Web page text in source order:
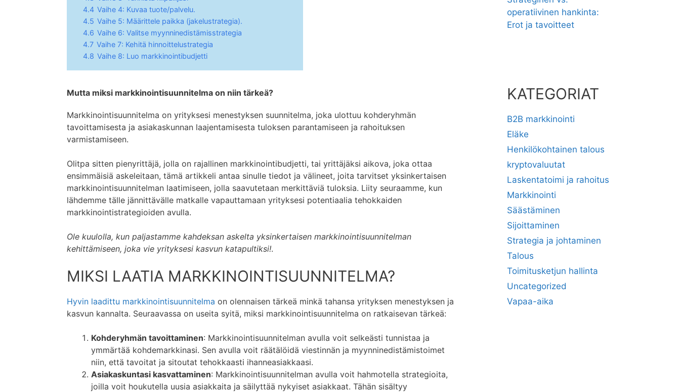
4.4 Vaihe 4: Kuvaa tuote/palvelu.
4.5 Vaihe 5: Määrittele paikka (jakelustrategia).
4.6 Vaihe 6: Valitse myynninedistämisstrategia
4.7 Vaihe 7: Kehitä hinnoittelustrategia
4.8 Vaihe 8: Luo markkinointibudjetti
Mutta miksi markkinointisuunnitelma on niin tärkeä?
Markkinointisuunnitelma on yrityksesi menestyksen suunnitelma, joka ulottuu kohderyhmän
tavoittamisesta ja asiakaskunnan laajentamisesta tuloksen parantamiseen ja rahoituksen
varmistamiseen.
Olitpa sitten pienyrittäjä, jolla on rajallinen markkinointibudjetti, tai yrittäjäksi aikova, joka ottaa
ensimmäisiä askeleitaan, tämä artikkeli antaa sinulle tiedot ja välineet, joita tarvitset yksinkertaisen
markkinointisuunnitelman laatimiseen, jolla saavutetaan merkittäviä tuloksia. Liity seuraamme, kun
lähdemme tälle jännittävälle matkalle vapauttamaan yrityksesi potentiaalia tehokkaiden
markkinointistrategioiden avulla.
Ole kuulolla, kun paljastamme kahdeksan askelta yksinkertaisen markkinointisuunnitelman
kehittämiseen, joka vie yrityksesi kasvun katapultiksi!.
MIKSI LAATIA MARKKINOINTISUUNNITELMA?
Hyvin laadittu markkinointisuunnitelma on olennaisen tärkeä minkä tahansa yrityksen menestyksen ja
kasvun kannalta. Seuraavassa on useita syitä, miksi markkinointisuunnitelma on ratkaisevan tärkeä:
Kohderyhmän tavoittaminen: Markkinointisuunnitelman avulla voit selkeästi tunnistaa ja
ymmärtää kohdemarkkinasi. Sen avulla voit räätälöidä viestinnän ja myynninedistämistoimet
niin, että tavoitat ja sitoutat tehokkaasti ihanneasiakkaasi.
Asiakaskuntasi kasvattaminen: Markkinointisuunnitelman avulla voit hahmotella strategioita,
joilla voit houkutella uusia asiakkaita ja säilyttää nykyiset asiakkaat. Tähän sisältyy
operatiivinen hankinta:
Erot ja tavoitteet
KATEGORIAT
B2B markkinointi
Eläke
Henkilökohtainen talous
kryptovaluutat
Laskentatoimi ja rahoitus
Markkinointi
Säästäminen
Sijoittaminen
Strategia ja johtaminen
Talous
Toimitusketjun hallinta
Uncategorized
Vapaa-aika